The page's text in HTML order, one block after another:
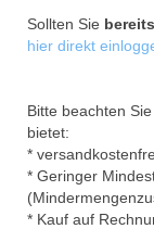
Sollten Sie
hier direkt
Bitte beachten
bietet:
*
* Geringer
* Kauf auf